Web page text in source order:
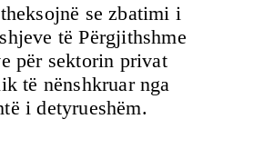
se zbatimi i
të Përgjithshme
për sektorin privat
të nënshkruar nga
i detyrueshëm.